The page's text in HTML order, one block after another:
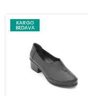
KARGO
BEDAVA